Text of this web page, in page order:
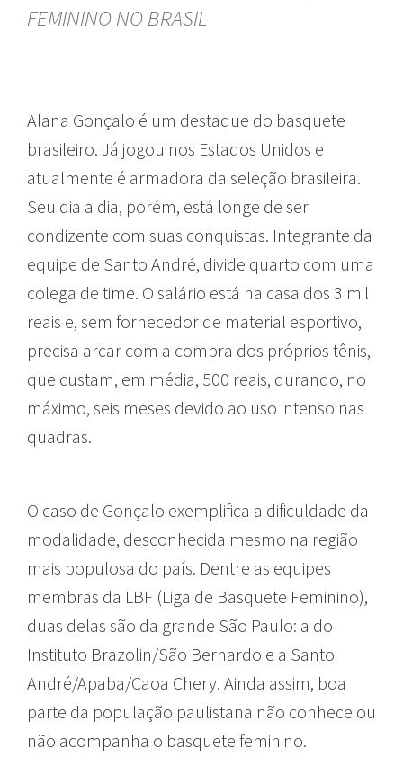
FEMININO NO BRASIL
Alana Gonçalo é um destaque do basquete
brasileiro. Já jogou nos Estados Unidos e
atualmente é armadora da seleção brasileira.
Seu dia a dia, porém, está longe de ser
condizente com suas conquistas. Integrante da
equipe de Santo André, divide quarto com uma
colega de time. O salário está na casa dos 3 mil
reais e, sem fornecedor de material esportivo,
precisa arcar com a compra dos próprios tênis,
que custam, em média, 500 reais, durando, no
máximo, seis meses devido ao uso intenso nas
quadras.
O caso de Gonçalo exemplifica a dificuldade da
modalidade, desconhecida mesmo na região
mais populosa do país. Dentre as equipes
membras da LBF (Liga de Basquete Feminino),
duas delas são da grande São Paulo: a do
Instituto Brazolin/São Bernardo e a Santo
André/Apaba/Caoa Chery. Ainda assim, boa
parte da população paulistana não conhece ou
não acompanha o basquete feminino.